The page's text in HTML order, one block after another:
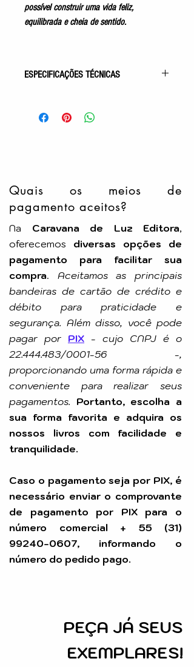
possível construir uma vida feliz,
equilibrada e cheia de sentido.
ESPECIFICAÇÕES TÉCNICAS
Acabamento: Capa Comum
Autor: Divaldo P. Franco
Editora:
Quais os meios de
pagamento aceitos?
Na Caravana de Luz Editora,
oferecemos diversas opções de
pagamento para facilitar sua
compra. Aceitamos as principais
bandeiras de cartão de crédito e
débito para praticidade e
segurança. Além disso, você pode
pagar por PIX - cujo CNPJ é o
22.444.483/0001-56 -,
proporcionando uma forma rápida e
conveniente para realizar seus
pagamentos. Portanto, escolha a
sua forma favorita e adquira os
nossos livros com facilidade e
tranquilidade.
Caso o pagamento seja por PIX, é
necessário enviar o comprovante
de pagamento por PIX para o
número comercial + 55 (31)
99240-0607, informando o
número do pedido pago.
PEÇA JÁ SEUS
EXEMPLARES!